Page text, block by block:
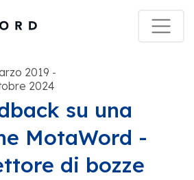
2019 -
2024
su una
MotaWord -
di bozze